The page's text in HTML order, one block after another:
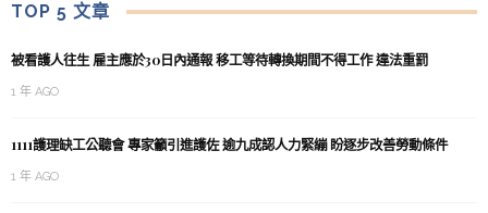
TOP 5 文章
被看護人往生 雇主應於30日內通報 移工等待轉換期間不得工作 違法重罰
1 年 AGO
1111護理缺工公聽會 專家籲引進護佐 逾九成認人力緊繃 盼逐步改善勞動條件
1 年 AGO